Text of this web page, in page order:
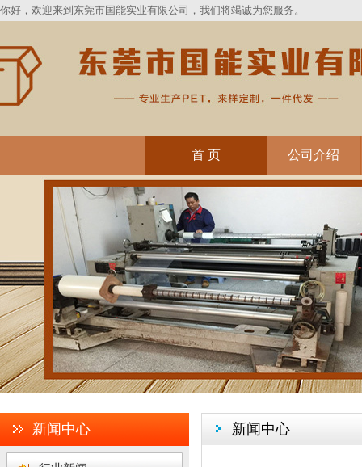
你好，欢迎来到东莞市国能实业有限公司，我们将竭诚为您服务。
首 页 公司介绍
新闻中心 新闻中心